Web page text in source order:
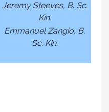
Jeremy Steeves, B. Sc.
Kin.
Emmanuel Zangio, B.
Sc. Kin.